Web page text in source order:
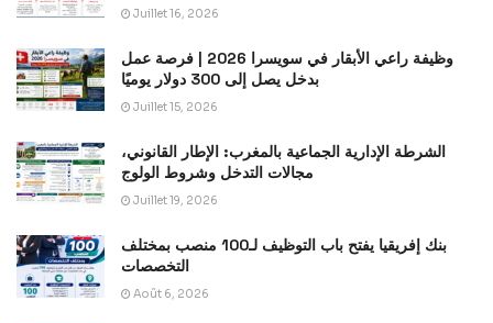
Juillet 16, 2026
وظيفة راعي الأبقار في سويسرا 2026 | فرصة عمل
بدخل يصل إلى 300 دولار يوميًا
Juillet 15, 2026
الشرطة الإدارية الجماعية بالمغرب: الإطار القانوني،
مجالات التدخل وشروط الولوج
Juillet 19, 2026
بنك إفريقيا يفتح باب التوظيف لـ100 منصب بمختلف
التخصصات
Août 6, 2026